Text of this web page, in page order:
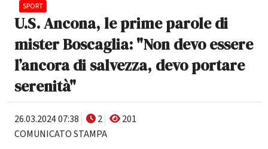
SPORT
U.S. Ancona, le prime parole di
mister Boscaglia: "Non devo essere
l’ancora di salvezza, devo portare
serenità"
26.03.2024 07:38 2
201
COMUNICATO STAMPA